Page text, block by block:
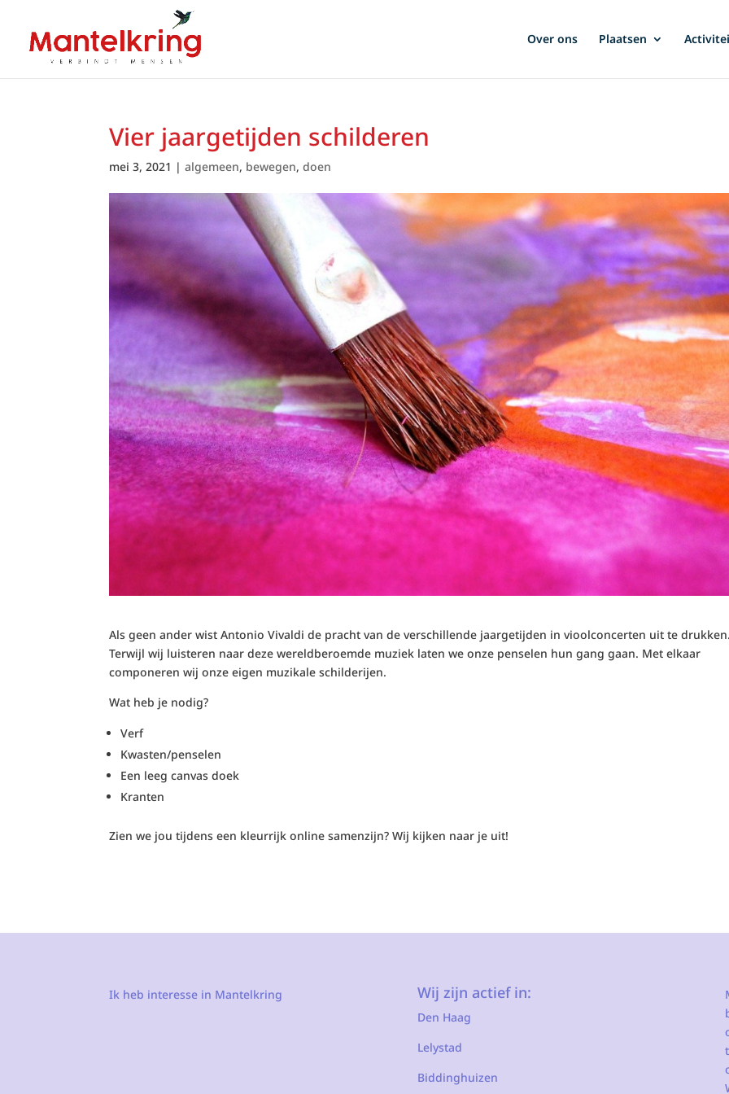
Over ons Plaatsen
Vier jaargetijden schilderen
mei 3, 2021 |algemeen, bewegen,doen
Als geen ander wist AntonioVivaldi de pracht van deverschillende jaargetijden in vioolconcerten uit te
Terwijl wij luisteren naar deze wereldberoemde muziek latenweonze penselen hun gang gaan. Met elkaar
componeren wij onze eigen muzikale schilderijen.
Wat heb je nodig?
Verf
Kwasten/penselen
Een leegcanvas doek
Kranten
Zien we jou tijdens een kleurrijk online samenzijn? Wij kijken naar je uit!
Ik heb interesse in Mantelkring Wij zijn actief in:
Den Haag
Lelystad
Biddinghuizen